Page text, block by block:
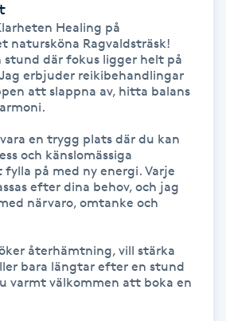
Healing på
natursköna Ragvaldsträsk!
stund där fokus ligger helt på
erbjuder reikibehandlingar
att slappna av, hitta balans
en trygg plats där du kan
och känslomässiga
på med ny energi. Varje
efter dina behov, och jag
närvaro, omtanke och
återhämtning, vill stärka
bara längtar efter en stund
varmt välkommen att boka en